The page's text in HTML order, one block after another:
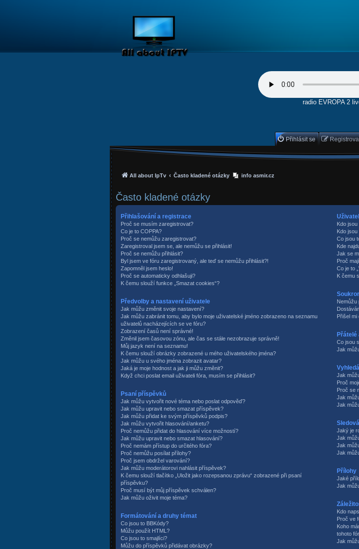
radio EVROPA 2
Přihlásit se
All about IpTv Často kladené otázky info asmir.cz
Často kladené otázky
Přihlašování a registrace
Proč se musím zaregistrovat?
Co je to COPPA?
Proč se nemůžu zaregistrovat?
Zaregistroval jsem se, ale nemůžu se přihlásit!
Proč se nemůžu přihlásit?
Byl jsem ve fóru zaregistrovaný, ale teď se nemůžu přihlásit?!
Zapomněl jsem heslo!
Proč se automaticky odhlašuji?
K čemu slouží funkce „Smazat cookies“?
Předvolby a nastavení uživatele
Jak můžu změnit svoje nastavení?
Jak můžu zabránit tomu, aby bylo moje uživatelské jméno zobrazeno na seznamu
uživatelů nacházejících se ve fóru?
Zobrazení časů není správné!
Změnil jsem časovou zónu, ale čas se stále nezobrazuje správně!
Můj jazyk není na seznamu!
K čemu slouží obrázky zobrazené u mého uživatelského jména?
Jak můžu u svého jména zobrazit avatar?
Jaká je moje hodnost a jak ji můžu změnit?
Když chci poslat email uživateli fóra, musím se přihlásit?
Psaní příspěvků
Jak můžu vytvořit nové téma nebo poslat odpověď?
Jak můžu upravit nebo smazat příspěvek?
Jak můžu přidat ke svým příspěvků podpis?
Jak můžu vytvořit hlasování/anketu?
Proč nemůžu přidat do hlasování více možností?
Jak můžu upravit nebo smazat hlasování?
Proč nemám přístup do určitého fóra?
Proč nemůžu posílat přílohy?
Proč jsem obdržel varování?
Jak můžu moderátorovi nahlásit příspěvek?
K čemu slouží tlačítko „Uložit jako rozepsanou zprávu“ zobrazené při psaní
příspěvku?
Proč musí být můj příspěvek schválen?
Jak můžu oživit moje téma?
Formátování a druhy témat
Co jsou to BBKódy?
Můžu použít HTML?
Co jsou to smajlíci?
Můžu do příspěvků přidávat obrázky?
Kdo
Kdo
Co jsou
Kde
Jak se
Proč
Co je to
K čemu
Nemůžu
Přišel
Přátelé
Co jsou
Jak
Jak
Proč
Proč se
Jak
Jak
Jaký je
Jak
Jak
Jak
Přílohy
Jaké
Jak
Kdo
Proč ve
Koho
tohoto
Jak